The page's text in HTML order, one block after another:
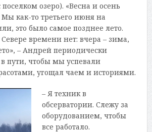
озеро). «Весна и осень
Мы как-то третьего июня на
это было самое позднее лето.
времени нет: вчера – зима,
– Андрей периодически
в пути, чтобы мы успевали
угощал чаем и историями.
– Я техник в
обсерватории. Слежу за
оборудованием, чтобы
все работало.